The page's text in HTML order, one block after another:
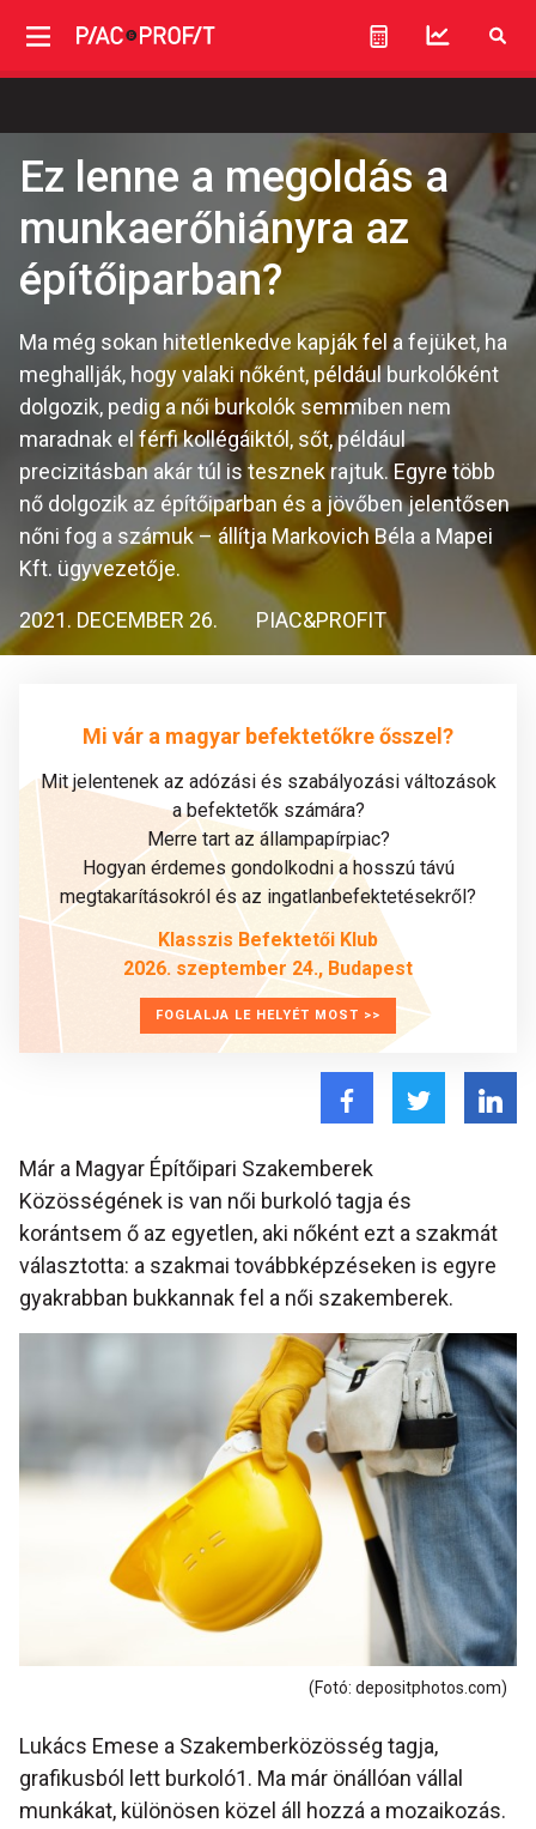
Ez lenne a megoldás a
munkaerőhiányra az
építőiparban?
Ma még sokan hitetlenkedve kapják fel a fejüket, ha
meghallják, hogy valaki nőként, például burkolóként
dolgozik, pedig a női burkolók semmiben nem
maradnak el férfi kollégáiktól, sőt, például
precizitásban akár túl is tesznek rajtuk. Egyre több
nő dolgozik az építőiparban és a jövőben jelentősen
nőni fog a számuk – állítja Markovich Béla a Mapei
Kft. ügyvezetője.
2021. DECEMBER 26. PIAC&PROFIT
Mi vár a magyar befektetőkre ősszel?
Mit jelentenek az adózási és szabályozási változások
a befektetők számára?
Merre tart az állampapírpiac?
Hogyan érdemes gondolkodni a hosszú távú
megtakarításokról és az ingatlanbefektetésekről?
Klasszis Befektetői Klub
2026. szeptember 24., Budapest
FOGLALJA LE HELYÉT MOST >>
Már a Magyar Építőipari Szakemberek
Közösségének is van női burkoló tagja és
korántsem ő az egyetlen, aki nőként ezt a szakmát
választotta: a szakmai továbbképzéseken is egyre
gyakrabban bukkannak fel a női szakemberek.
(Fotó: depositphotos.com)
Lukács Emese a Szakemberközösség tagja,
grafikusból lett burkoló1. Ma már önállóan vállal
munkákat, különösen közel áll hozzá a mozaikozás.